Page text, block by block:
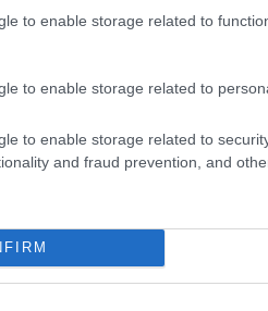
to enable storage related to
to enable storage related to
to enable storage related to
and fraud prevention, and